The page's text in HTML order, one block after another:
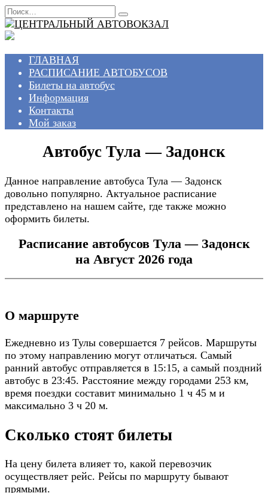
Перейти
к
содержанию
Search
for:
ГЛАВНАЯ
РАСПИСАНИЕ АВТОБУСОВ
Билеты на автобус
Информация
Контакты
Мой заказ
Автобус Тула — Задонск
Данное направление автобуса Тула — Задонск
довольно популярно. Актуальное расписание
представлено на нашем сайте, где также можно
оформить билеты.
Расписание автобусов Тула — Задонск
на Август 2026 года
О маршруте
Ежедневно из Тулы совершается 7 рейсов. Маршруты
по этому направлению могут отличаться. Самый
ранний автобус отправляется в 15:15, а самый поздний
автобус в 23:45. Расстояние между городами 253 км,
время поездки составит минимально 1 ч 45 м и
максимально 3 ч 20 м.
Сколько стоят билеты
На цену билета влияет то, какой перевозчик
осуществляет рейс. Рейсы по маршруту бывают
прямыми.